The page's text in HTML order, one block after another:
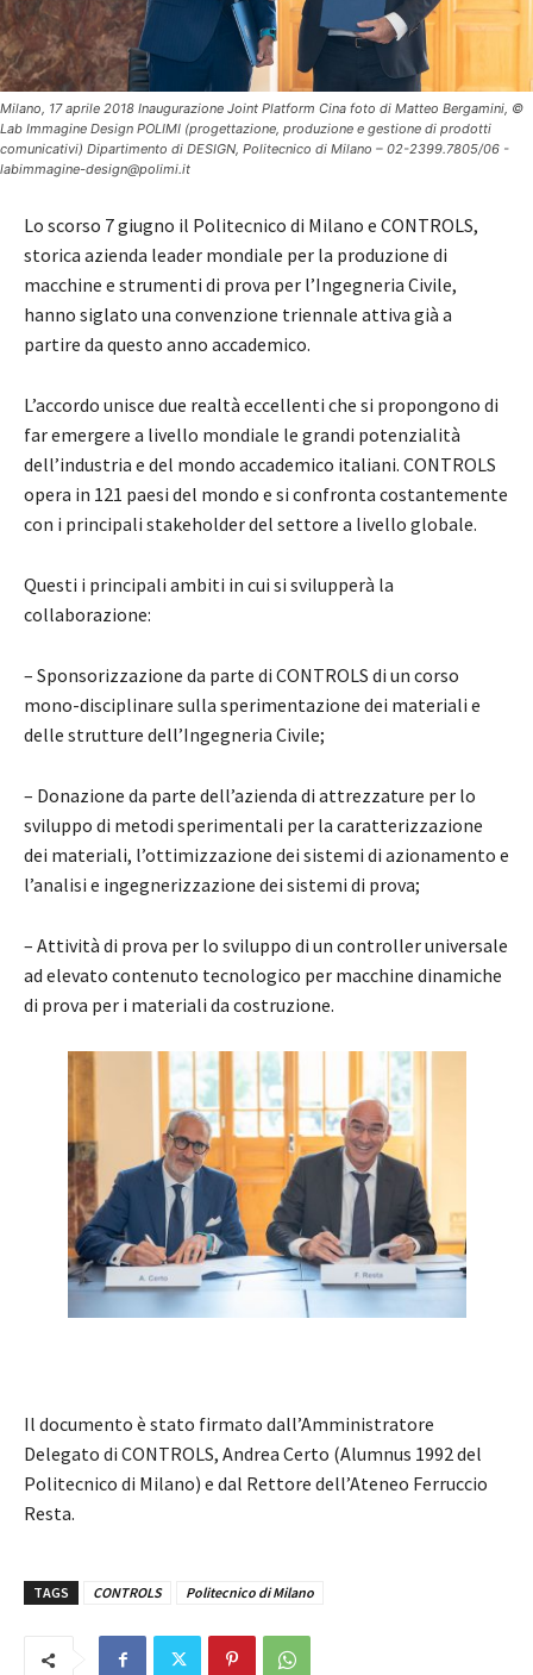
Milano, 17 aprile 2018 Inaugurazione Joint Platform Cina foto di Matteo Bergamini, ©
Lab Immagine Design POLIMI (progettazione, produzione e gestione di prodotti
comunicativi) Dipartimento di DESIGN, Politecnico di Milano – 02-2399.7805/06 -
labimmagine-design@polimi.it
Lo scorso 7 giugno il Politecnico di Milano e CONTROLS,
storica azienda leader mondiale per la produzione di
macchine e strumenti di prova per l’Ingegneria Civile,
hanno siglato una convenzione triennale attiva già a
partire da questo anno accademico.
L’accordo unisce due realtà eccellenti che si propongono di
far emergere a livello mondiale le grandi potenzialità
dell’industria e del mondo accademico italiani. CONTROLS
opera in 121 paesi del mondo e si confronta costantemente
con i principali stakeholder del settore a livello globale.
Questi i principali ambiti in cui si svilupperà la
collaborazione:
– Sponsorizzazione da parte di CONTROLS di un corso
mono-disciplinare sulla sperimentazione dei materiali e
delle strutture dell’Ingegneria Civile;
– Donazione da parte dell’azienda di attrezzature per lo
sviluppo di metodi sperimentali per la caratterizzazione
dei materiali, l’ottimizzazione dei sistemi di azionamento e
l’analisi e ingegnerizzazione dei sistemi di prova;
– Attività di prova per lo sviluppo di un controller universale
ad elevato contenuto tecnologico per macchine dinamiche
di prova per i materiali da costruzione.
Il documento è stato firmato dall’Amministratore
Delegato di CONTROLS, Andrea Certo (Alumnus 1992 del
Politecnico di Milano) e dal Rettore dell’Ateneo Ferruccio
Resta.
TAGS CONTROLS Politecnico di Milano